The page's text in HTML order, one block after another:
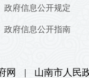
政府信息公开规定
政府信息公开指南
网 | 山南市人民